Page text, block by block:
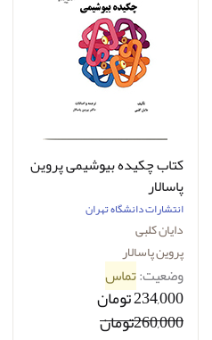
کتاب چکیده بیوشیمی پروین
پاسالار
انتشارات دانشگاه تهران
دایان کلبی
پروین پاسالار
وضعیت:تماس
234,000 تومان
260,000تومان